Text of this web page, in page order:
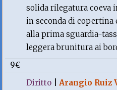
solida rilegatura
in seconda di copertina
alla prima sguardia-
leggera brunitura ai
9€
Diritto |Arangio Ruiz